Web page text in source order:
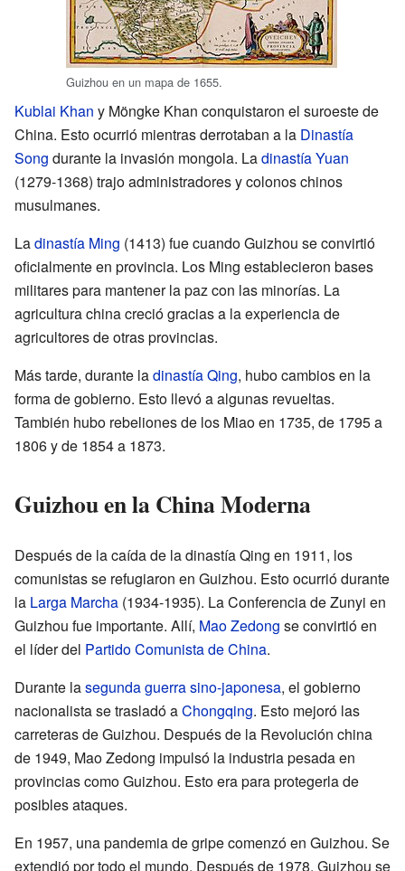
Guizhou en un mapa de 1655.
Kublai Khan y Möngke Khan conquistaron el suroeste de
China. Esto ocurrió mientras derrotaban a la Dinastía
Song durante la invasión mongola. Ladinastía Yuan
(1279-1368) trajo administradores y colonos chinos
musulmanes.
Ladinastía Ming (1413) fue cuando Guizhou se convirtió
oficialmente en provincia. Los Ming establecieron bases
militares para mantener la paz con las minorías. La
agricultura china creció gracias a la experiencia de
agricultores de otras provincias.
Más tarde, durante ladinastía Qing, hubo cambios en la
forma de gobierno. Esto llevó a algunas revueltas.
También hubo rebeliones de los Miao en 1735, de 1795 a
1806 y de 1854 a 1873.
Guizhou en la China Moderna
Después de la caída de la dinastía Qing en 1911, los
comunistas se refugiaron en Guizhou. Esto ocurrió durante
la Larga Marcha (1934-1935). La Conferencia de Zunyi en
Guizhou fue importante. Allí, Mao Zedong se convirtió en
el líder del Partido Comunista de China.
Durante lasegunda guerra sino-japonesa, el gobierno
nacionalista se trasladó aChongqing. Esto mejoró las
carreteras de Guizhou. Después de la Revolución china
de 1949, Mao Zedong impulsó la industria pesada en
provincias como Guizhou. Esto era para protegerla de
posibles ataques.
En 1957, una pandemia de gripe comenzó en Guizhou. Se
extendió por todo el mundo. Después de 1978, Guizhou se